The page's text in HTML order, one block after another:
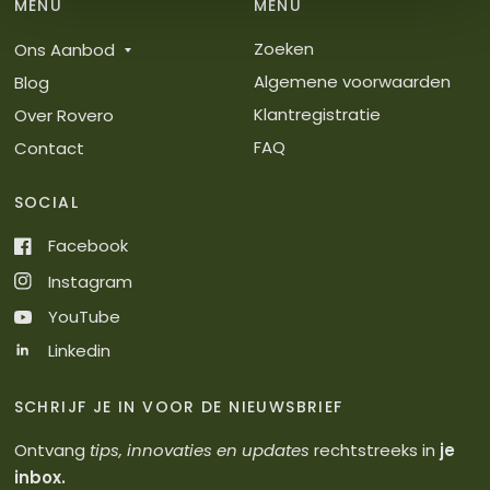
MENU
Ons Aanbod
Blog
Over Rovero
Contact
MENU
Zoeken
Algemene voorwaarden
Klantregistratie
FAQ
SOCIAL
Facebook
Instagram
YouTube
Linkedin
SCHRIJF JE IN VOOR DE NIEUWSBRIEF
Ontvang tips, innovaties en updates rechtstreeks in je
inbox.